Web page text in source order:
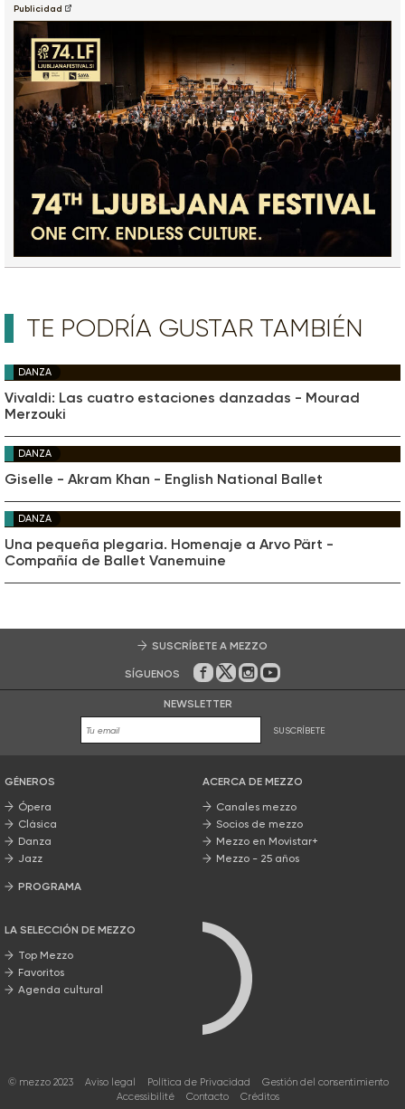
Publicidad
TE PODRÍA GUSTAR TAMBIÉN
DANZA
Vivaldi: Las cuatro estaciones danzadas - Mourad
Merzouki
DANZA
Giselle - Akram Khan - English National Ballet
DANZA
Una pequeña plegaria. Homenaje a Arvo Pärt -
Compañía de Ballet Vanemuine
SUSCRÍBETE A MEZZO
SÍGUENOS En Facebook
En Twitter
En Instagram
En Youtube
NEWSLETTER
SUSCRÍBETE
GÉNEROS
Ópera
Clásica
Danza
Jazz
PROGRAMA
LA SELECCIÓN DE MEZZO
Top Mezzo
Favoritos
Agenda cultural
ACERCA DE MEZZO
Canales mezzo
Socios de mezzo
Mezzo en Movistar+
Mezzo - 25 años
© mezzo 2023 Aviso legal Política de Privacidad
Gestión del consentimiento
Accessibilité
Contacto Créditos